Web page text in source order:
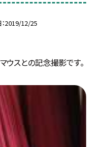
2019/12/25
ウスとの記念撮影です。